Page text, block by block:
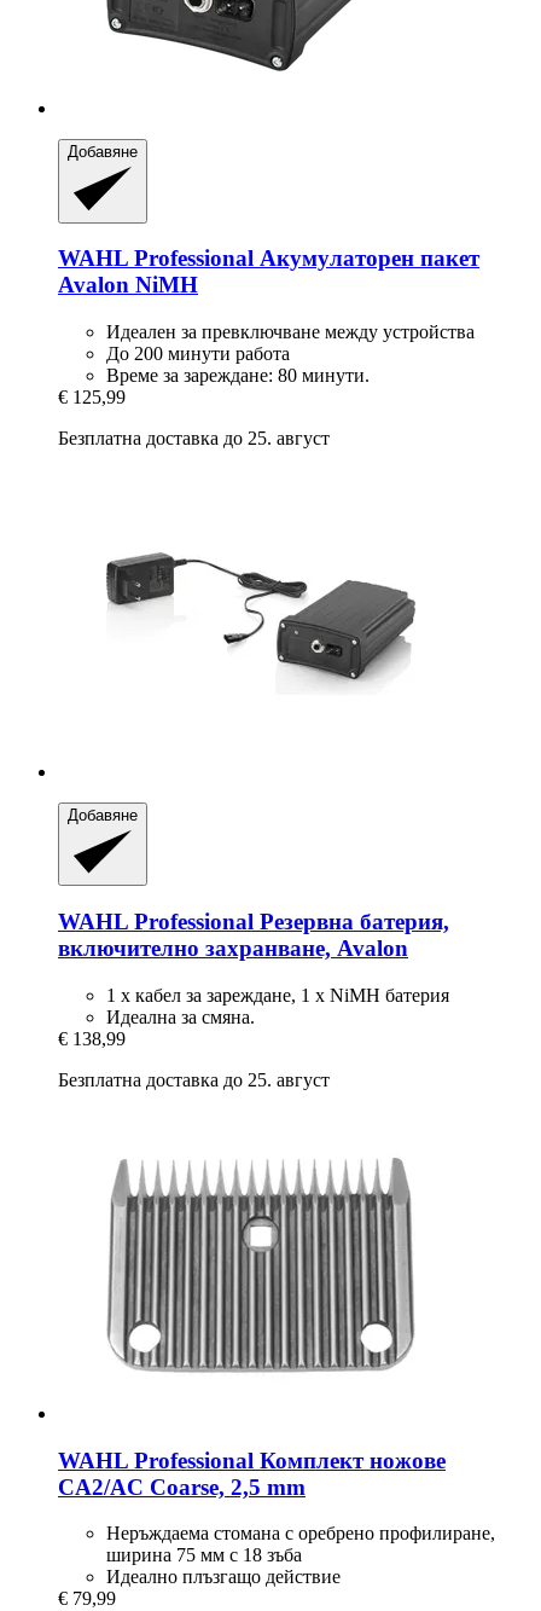
Добавяне
WAHL Professional Акумулаторен пакет
Avalon NiMH
Идеален за превключване между устройства
До 200 минути работа
Време за зареждане: 80 минути.
€ 125,99
Безплатна доставка до 25. август
Добавяне
WAHL Professional Резервна батерия,
включително захранване, Avalon
1 x кабел за зареждане, 1 x NiMH батерия
Идеална за смяна.
€ 138,99
Безплатна доставка до 25. август
WAHL Professional Комплект ножове
CA2/AC Coarse, 2,5 mm
Неръждаема стомана с оребрено профилиране,
ширина 75 мм с 18 зъба
Идеално плъзгащо действие
€ 79,99